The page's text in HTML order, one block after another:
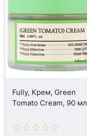
Fully, Крем, Green
Tomato Cream, 90 мл